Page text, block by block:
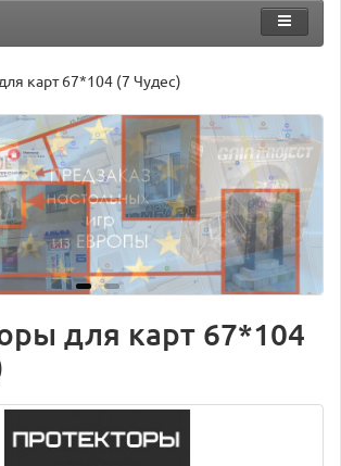
карт 67*104 (7 Чудес)
для карт 67*104